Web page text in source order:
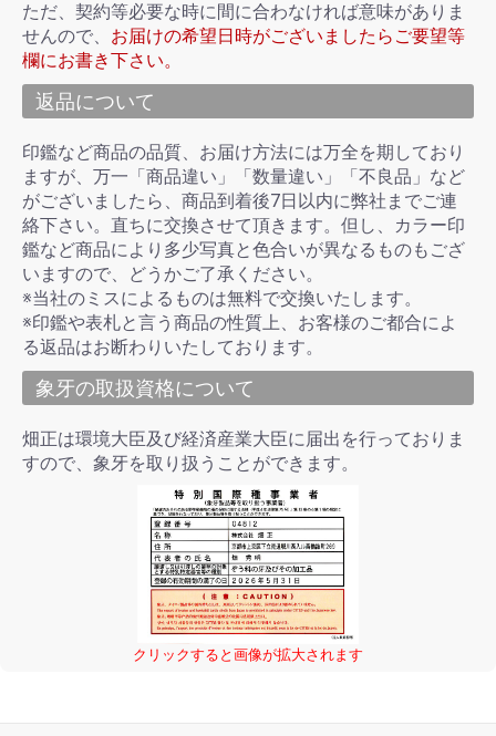
ただ、契約等必要な時に間に合わなければ意味がありま
せんので、 お届けの希望日時がございましたらご要望等
欄にお書き下さい。
返品について
印鑑など商品の品質、お届け方法には万全を期しており
ますが、万一「商品違い」「数量違い」「不良品」など
がございましたら、商品到着後7日以内に弊社までご連
絡下さい。直ちに交換させて頂きます。但し、カラー印
鑑など商品により多少写真と色合いが異なるものもござ
いますので、どうかご了承ください。
※当社のミスによるものは無料で交換いたします。
※印鑑や表札と言う商品の性質上、お客様のご都合によ
る返品はお断わりいたしております。
象牙の取扱資格について
畑正は環境大臣及び経済産業大臣に届出を行っておりま
すので、象牙を取り扱うことができます。
クリックすると画像が拡大されます